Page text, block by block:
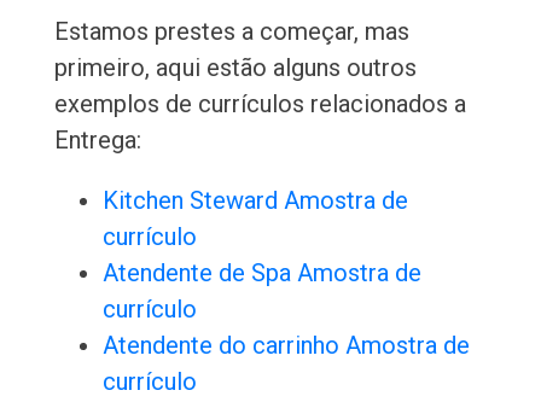
Estamos prestes a começar, mas
primeiro, aqui estão alguns outros
exemplos de currículos relacionados a
Entrega:
Kitchen Steward Amostra de
currículo
Atendente de Spa Amostra de
currículo
Atendente do carrinho Amostra de
currículo